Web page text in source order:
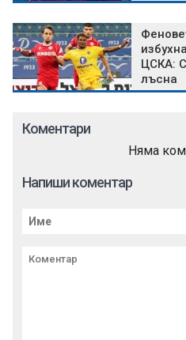
ЦСКА:
лъсна
Коментари
Няма
Напиши коментар